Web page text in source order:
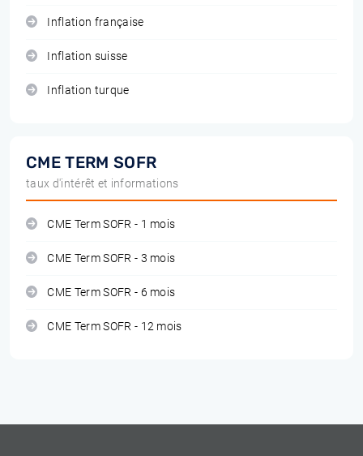
Inflation française
Inflation suisse
Inflation turque
CME TERM SOFR
taux d'intérêt et informations
CME Term SOFR - 1 mois
CME Term SOFR - 3 mois
CME Term SOFR - 6 mois
CME Term SOFR - 12 mois